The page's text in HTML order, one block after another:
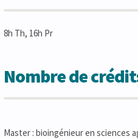
8h Th, 16h Pr
Nombre de
Master : bioingénieur en sciences